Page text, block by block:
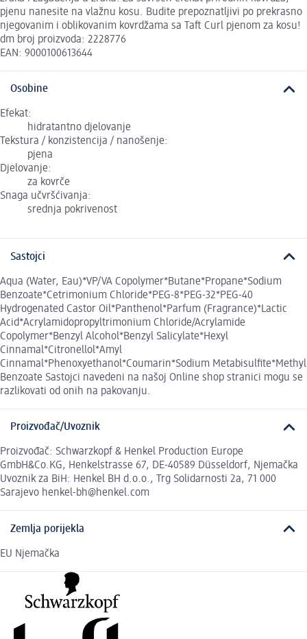
pjenu nanesite na vlažnu kosu. Budite prepoznatljivi po prekrasno
njegovanim i oblikovanim kovrdžama sa Taft Curl pjenom za kosu!
dm broj proizvoda: 2228776
EAN: 9000100613644
Osobine
Efekat:
hidratantno djelovanje
Tekstura / konzistencija / nanošenje:
pjena
Djelovanje:
za kovrče
Snaga učvršćivanja:
srednja pokrivenost
Sastojci
Aqua (Water, Eau)*VP/VA Copolymer*Butane*Propane*Sodium
Benzoate*Cetrimonium Chloride*PEG-8*PEG-32*PEG-40
Hydrogenated Castor Oil*Panthenol*Parfum (Fragrance)*Lactic
Acid*Acrylamidopropyltrimonium Chloride/Acrylamide
Copolymer*Benzyl Alcohol*Benzyl Salicylate*Hexyl
Cinnamal*Citronellol*Amyl
Cinnamal*Phenoxyethanol*Coumarin*Sodium Metabisulfite*Methyl
Benzoate Sastojci navedeni na našoj Online shop stranici mogu se
razlikovati od onih na pakovanju.
Proizvođač/Uvoznik
Proizvođač: Schwarzkopf & Henkel Production Europe
GmbH&Co.KG, Henkelstrasse 67, DE-40589 Düsseldorf, Njemačka
Uvoznik za BiH: Henkel BH d.o.o., Trg Solidarnosti 2a, 71 000
Sarajevo henkel-bh@henkel.com
Zemlja porijekla
EU Njemačka